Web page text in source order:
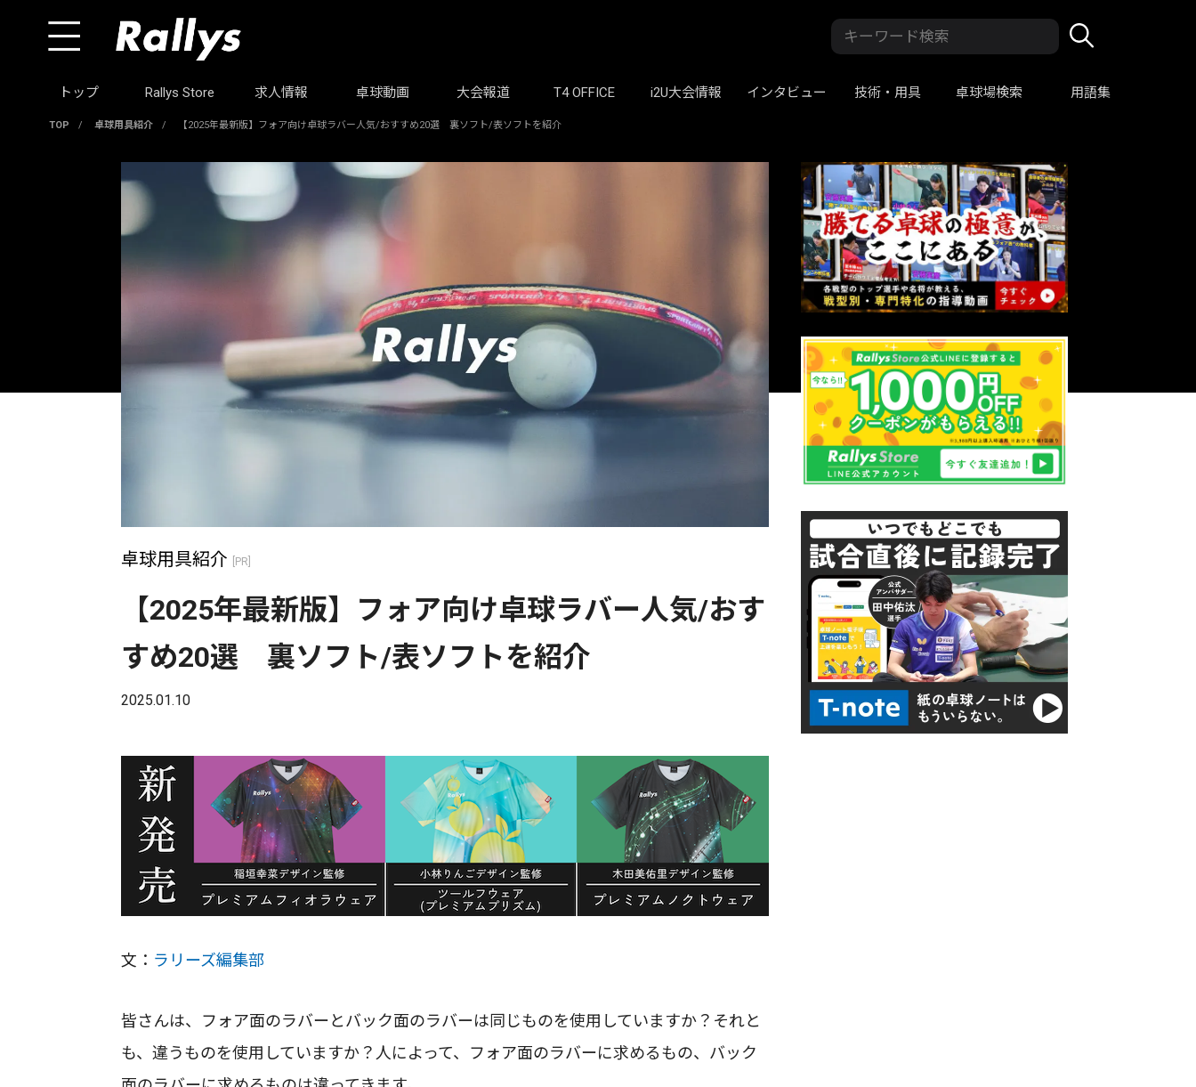
トップ Rallys Store 求人情報 卓球動画 大会報道 T4 OFFICE i2U大会情報 インタビュー 技術・用具 卓球場検索 用語集
TOP / 卓球用具紹介 / 【2025年最新版】フォア向け卓球ラバー人気/おすすめ20選 裏ソフト/表ソフトを紹介
卓球用具紹介 [PR]
【2025年最新版】フォア向け卓球ラバー人気/おす
すめ20選 裏ソフト/表ソフトを紹介
2025.01.10
文： ラリーズ編集部
皆さんは、フォア面のラバーとバック面のラバーは同じものを使用していますか？それと
も、違うものを使用していますか？人によって、フォア面のラバーに求めるもの、バック